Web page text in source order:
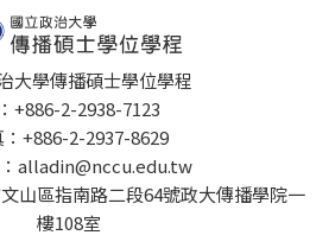
大學傳播碩士學位學程
+886-2-2938-7123
+886-2-2937-8629
alladin@nccu.edu.tw
山區指南路二段64號政大傳播學院一
樓108室